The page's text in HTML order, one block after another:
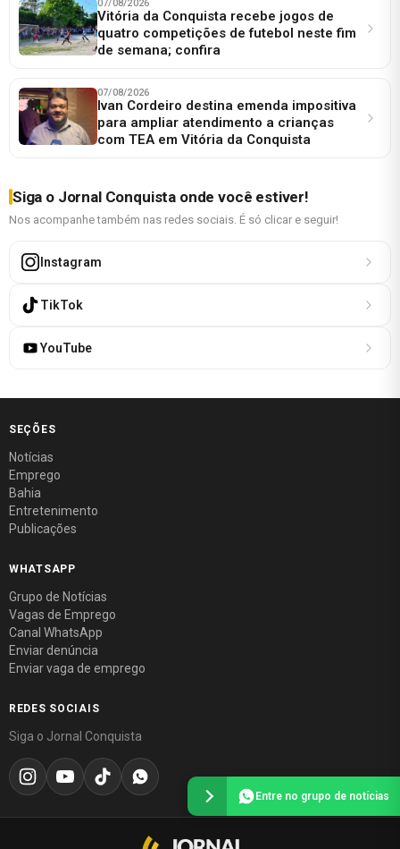
07/08/2026
Vitória da Conquista recebe jogos de
quatro competições de futebol neste fim
de semana; confira
07/08/2026
Ivan Cordeiro destina emenda impositiva
para ampliar atendimento a crianças
com TEA em Vitória da Conquista
Siga o Jornal Conquista onde você estiver!
Nos acompanhe também nas redes sociais. É só clicar e seguir!
Instagram
TikTok
YouTube
SEÇÕES
Notícias
Emprego
Bahia
Entretenimento
Publicações
WHATSAPP
Grupo de Notícias
Vagas de Emprego
Canal WhatsApp
Enviar denúncia
Enviar vaga de emprego
REDES SOCIAIS
Siga o Jornal Conquista
Entre no grupo de notícias